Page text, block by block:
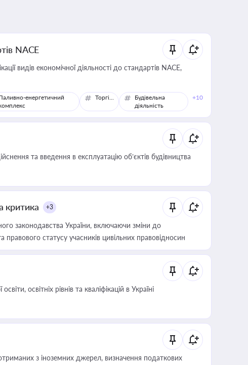
NACE
видів економічної діяльності до стандартів NACE,
енергетичний
Торгівля
Будівельна
діяльність
+10
та введення в експлуатацію об’єктів будівництва
критика +3
законодавства України, включаючи зміни до
статусу учасників цивільних правовідносин
освітніх рівнів та кваліфікацій в Україні
з іноземних джерел, визначення податкових